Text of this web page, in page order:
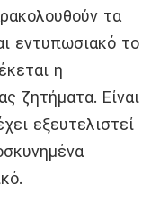
τα
εντυπωσιακό το
η
ζητήματα. Είναι
εξευτελιστεί